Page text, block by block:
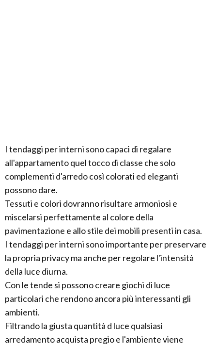
I tendaggi per interni sono capaci di regalare
all'appartamento quel tocco di classe che solo
complementi d'arredo così colorati ed eleganti
possono dare.
Tessuti e colori dovranno risultare armoniosi e
miscelarsi perfettamente al colore della
pavimentazione e allo stile dei mobili presenti in casa.
I tendaggi per interni sono importante per preservare
la propria privacy ma anche per regolare l'intensità
della luce diurna.
Con le tende si possono creare giochi di luce
particolari che rendono ancora più interessanti gli
ambienti.
Filtrando la giusta quantità d luce qualsiasi
arredamento acquista pregio e l'ambiente viene